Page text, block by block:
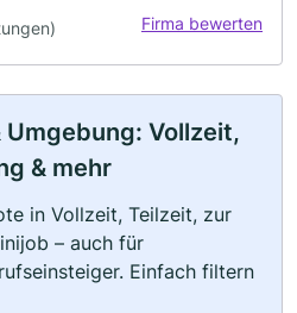
Firma bewerten
Vollzeit,
& mehr
in Vollzeit, Teilzeit, zur
– auch für
Einfach filtern